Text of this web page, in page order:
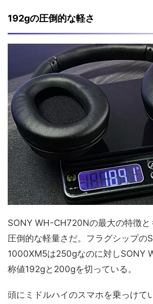
192gの圧倒的な軽さ
SONY WH-CH720Nの最大の特徴と
圧倒的な軽量さだ。フラグシップの
1000XM5は250gなのに対しSONY
称値192gと200gを切っている。
頭にミドルハイのスマホを乗っけて